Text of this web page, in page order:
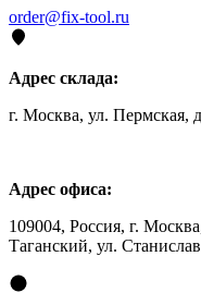
order@fix-tool.ru
Адрес склада:
г. Москва, ул. Пермская,
Адрес офиса:
109004, Россия, г.
Таганский, ул.